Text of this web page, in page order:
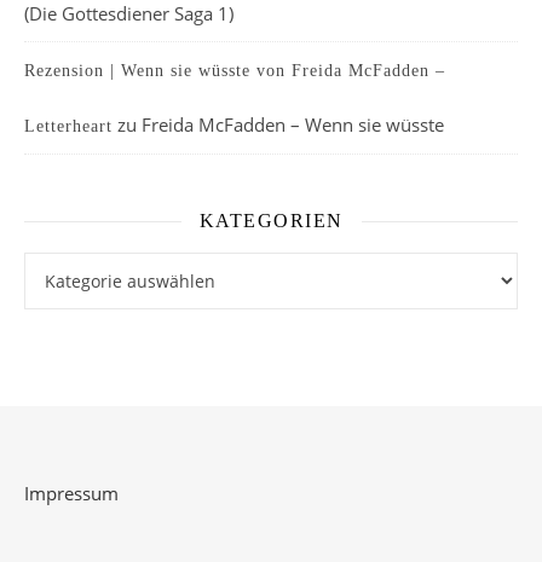
(Die Gottesdiener Saga 1)
Rezension | Wenn sie wüsste von Freida McFadden –
Letterheart zu Freida McFadden – Wenn sie wüsste
KATEGORIEN
Impressum